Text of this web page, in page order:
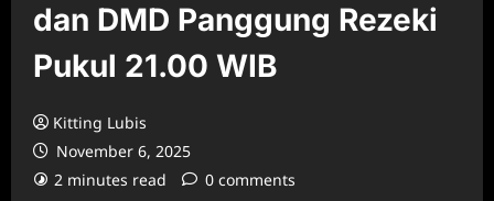
dan DMD Panggung Rezeki
Pukul 21.00 WIB
Kitting Lubis
November 6, 2025
2 minutes read
0 comments